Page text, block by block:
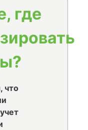
где
что